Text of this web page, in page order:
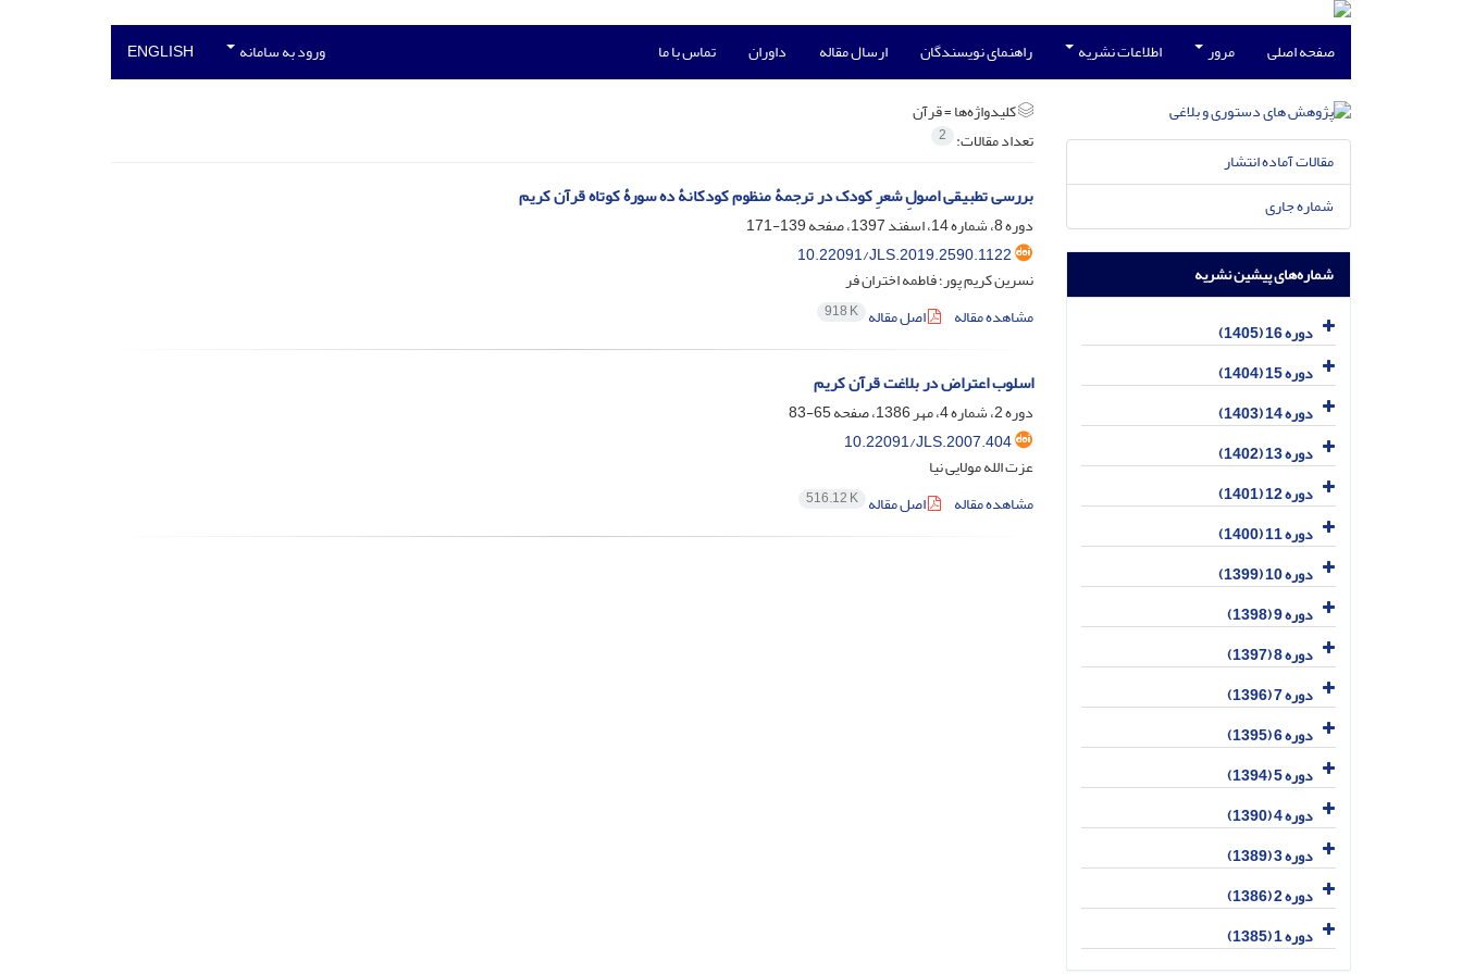
صفحه اصلی مرور اطلاعات نشریه راهنمای نویسندگان ارسال مقاله داوران تماس با ما ورود به سامانه ENGLISH
کلیدواژه‌ها =قرآن
تعداد مقالات: 2
بررسی تطبیقی اصولِ شعرِ کودک در ترجمۀ‌ منظوم کودکانۀ ده سورۀ کوتاه قرآن کریم
دوره 8، شماره 14، اسفند 1397، صفحه
139-171
10.22091/JLS.2019.2590.1122
نسرین کریم پور؛ فاطمه اختران فر
مشاهده مقاله
اصل مقاله 918 K
اسلوب اعتراض در بلاغت قرآن کریم
دوره 2، شماره 4، مهر 1386، صفحه
65-83
10.22091/JLS.2007.404
عزت الله مولایی نیا
مشاهده مقاله
اصل مقاله 516.12 K
مقالات آماده انتشار
شماره جاری
شماره‌های پیشین نشریه
دوره 16 (1405)
دوره 15 (1404)
دوره 14 (1403)
دوره 13 (1402)
دوره 12 (1401)
دوره 11 (1400)
دوره 10 (1399)
دوره 9 (1398)
دوره 8 (1397)
دوره 7 (1396)
دوره 6 (1395)
دوره 5 (1394)
دوره 4 (1390)
دوره 3 (1389)
دوره 2 (1386)
دوره 1 (1385)